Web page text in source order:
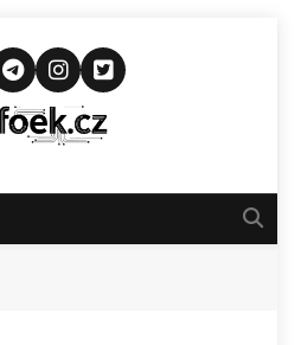
Novinkám